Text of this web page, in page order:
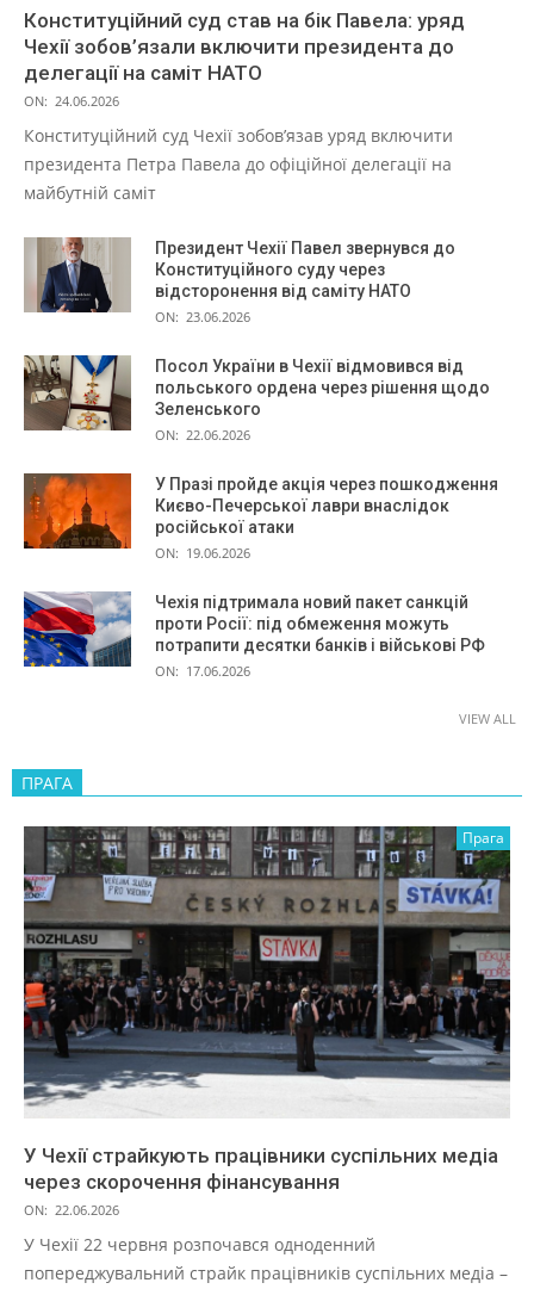
Конституційний суд став на бік Павела: уряд
Чехії зобов’язали включити президента до
делегації на саміт НАТО
ON: 24.06.2026
Конституційний суд Чехії зобов’язав уряд включити
президента Петра Павела до офіційної делегації на
майбутній саміт
Президент Чехії Павел звернувся до
Конституційного суду через
відсторонення від саміту НАТО
ON: 23.06.2026
Посол України в Чехії відмовився від
польського ордена через рішення щодо
Зеленського
ON: 22.06.2026
У Празі пройде акція через пошкодження
Києво-Печерської лаври внаслідок
російської атаки
ON: 19.06.2026
Чехія підтримала новий пакет санкцій
проти Росії: під обмеження можуть
потрапити десятки банків і військові РФ
ON: 17.06.2026
VIEW ALL
ПРАГА
Прага
У Чехії страйкують працівники суспільних медіа
через скорочення фінансування
ON: 22.06.2026
У Чехії 22 червня розпочався одноденний
попереджувальний страйк працівників суспільних медіа –